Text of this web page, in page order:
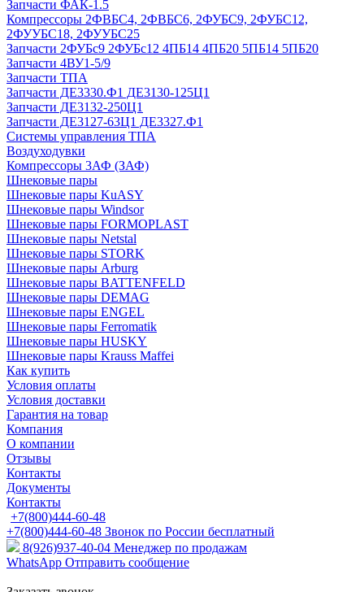
Запчасти ФАК-1.5
Компрессоры 2ФВБС4, 2ФВБС6, 2ФУБС9, 2ФУБС12,
2ФУУБС18, 2ФУУБС25
Запчасти 2ФУБс9 2ФУБс12 4ПБ14 4ПБ20 5ПБ14 5ПБ20
Запчасти 4ВУ1-5/9
Запчасти ТПА
Запчасти ДЕ3330.Ф1 ДЕ3130-125Ц1
Запчасти ДЕ3132-250Ц1
Запчасти ДЕ3127-63Ц1 ДЕ3327.Ф1
Системы управления ТПА
Воздуходувки
Компрессоры 3АФ (ЗАФ)
Шнековые пары
Шнековые пары KuASY
Шнековые пары Windsor
Шнековые пары FORMOPLAST
Шнековые пары Netstal
Шнековые пары STORK
Шнековые пары Arburg
Шнековые пары BATTENFELD
Шнековые пары DEMAG
Шнековые пары ENGEL
Шнековые пары Ferromatik
Шнековые пары HUSKY
Шнековые пары Krauss Maffei
Как купить
Условия оплаты
Условия доставки
Гарантия на товар
Компания
О компании
Отзывы
Контакты
Документы
Контакты
+7(800)444-60-48
+7(800)444-60-48 Звонок по России бесплатный
8(926)937-40-04 Менеджер по продажам
WhatsApp Отправить сообщение